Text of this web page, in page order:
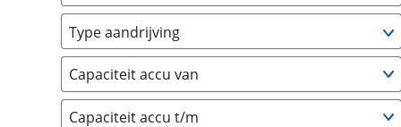
Bagagedrager (0)
Frame (0 )
Vloer (0
Achterbank (0)
Kofferbak (0)
Type aandrijving
Achterwiel (0)
Trapas
Voorwiel
Capaciteit accu van
Capaciteit accu t/m